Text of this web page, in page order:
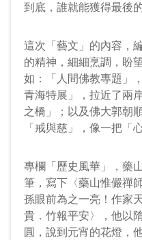
到底，誰就能獲得最後
這次「藝文」的內容，
的精神，細細烹調，盼
如：「人間佛教專題」
青海特展」，拉近了兩
之橋」；以及佛大郭朝
「戒與慈」，像一把「
專欄「歷史風華」，藥
筆，寫下〈藥山惟儼禪
孫眼前為之一亮！作家
貴．竹報平安〉，他以
圓，說到元宵的花燈，
22
發揚中國佛教優良
中推進人間佛教
洪修平 南京大
人間佛教在未來兩
地緣政治中的重要作
唐忠毛
華東師
14